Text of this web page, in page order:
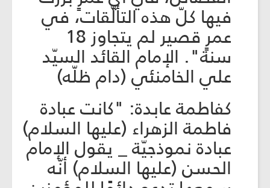
فيها كلّ هذه التألّقات، في
عمرٍ قصير لم يتجاوز 18
سنة". الإمام القائد السيّد
علي الخامنئي (دام ظلّه)
كفاطمة عابدة: "كانت عبادة
فاطمة الزهراء (عليها السلام)
عبادة نموذجيّة _ يقول الإمام
الحسن (عليها السلام) أنّه